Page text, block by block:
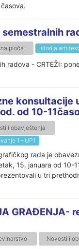
semestralnih
ploča Istorija
radova - CRTEŽI:
konsultacije
od 10-
i obavještenja
1 - UP1
rada je
15. januara od 10-
u tri
GRAĐENJA-
Novosti i